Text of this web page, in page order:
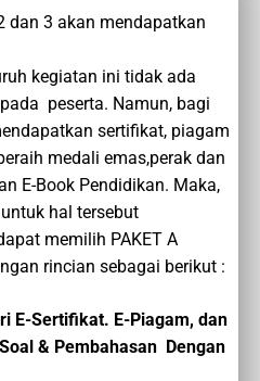
dan 3 akan mendapatkan
kegiatan ini tidak ada
peserta. Namun, bagi
sertifikat, piagam
medali emas,perak dan
E-Book Pendidikan. Maka,
hal tersebut
memilih PAKET A
rincian sebagai berikut :
E-Sertifikat. E-Piagam, dan
& Pembahasan Dengan